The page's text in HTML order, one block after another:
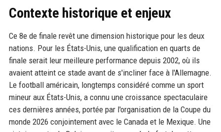
Contexte historique et enjeux
Ce 8e de finale revêt une dimension historique pour les deux
nations. Pour les États-Unis, une qualification en quarts de
finale serait leur meilleure performance depuis 2002, où ils
avaient atteint ce stade avant de s'incliner face à l'Allemagne.
Le football américain, longtemps considéré comme un sport
mineur aux États-Unis, a connu une croissance spectaculaire
ces dernières années, portée par l'organisation de la Coupe du
monde 2026 conjointement avec le Canada et le Mexique. Une